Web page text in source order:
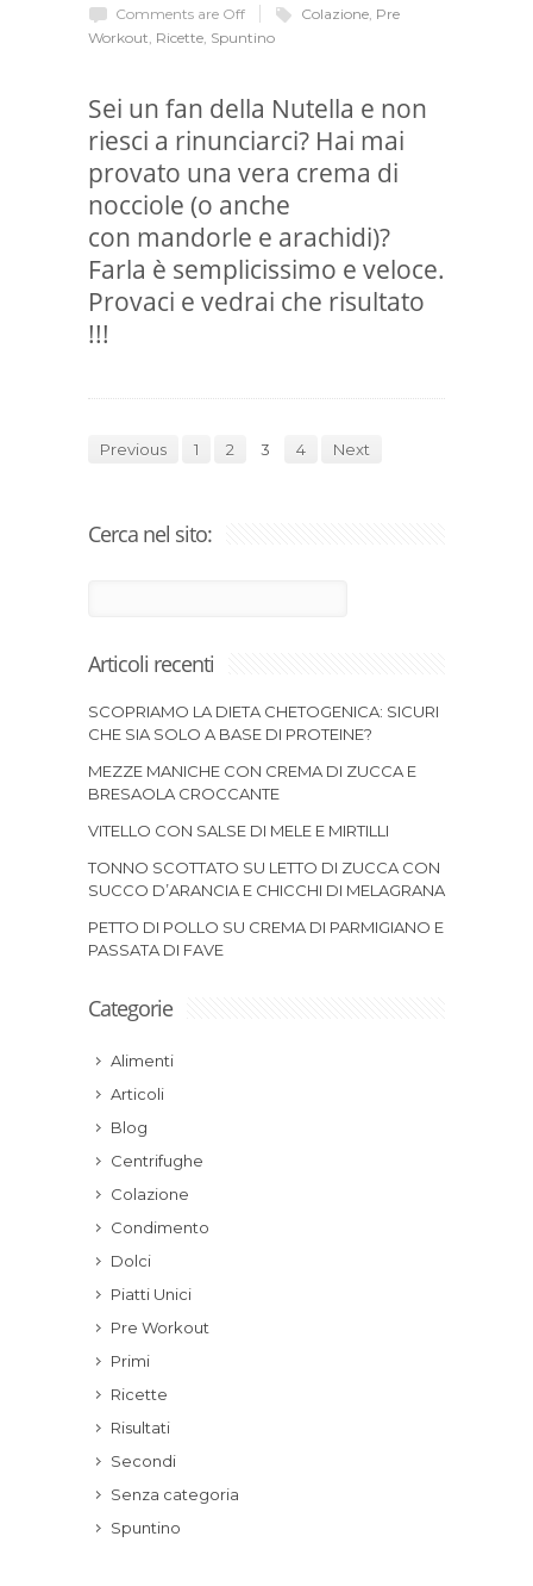
Comments are Off
Colazione Pre
Workout Ricette Spuntino
Sei un fan della Nutella e non
riesci a rinunciarci? Hai mai
provato una vera crema di
nocciole (o anche
con mandorle e arachidi)?
Farla è semplicissimo e veloce.
Provaci e vedrai che risultato
!!!
Previous 1 2 3 4 Next
Cerca nel sito:
Articoli recenti
SCOPRIAMO LA DIETA CHETOGENICA: SICURI
CHE SIA SOLO A BASE DI PROTEINE?
MEZZE MANICHE CON CREMA DI ZUCCA E
BRESAOLA CROCCANTE
VITELLO CON SALSE DI MELE E MIRTILLI
TONNO SCOTTATO SU LETTO DI ZUCCA CON
SUCCO D’ARANCIA E CHICCHI DI MELAGRANA
PETTO DI POLLO SU CREMA DI PARMIGIANO E
PASSATA DI FAVE
Categorie
Alimenti
Articoli
Blog
Centrifughe
Colazione
Condimento
Dolci
Piatti Unici
Pre Workout
Primi
Ricette
Risultati
Secondi
Senza categoria
Spuntino